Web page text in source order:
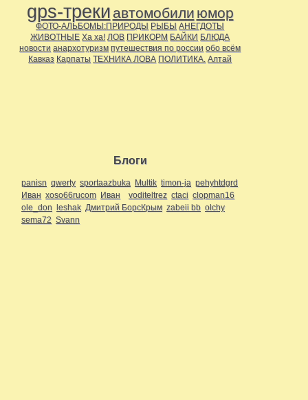
gps-треки автомобили юмор
ФОТО-АЛЬБОМЫ:ПРИРОДЫ РЫБЫ АНЕГДОТЫ
ЖИВОТНЫЕ Ха ха! ЛОВ ПРИКОРМ БАЙКИ БЛЮДА
новости анархотуризм путешествия по россии обо всём
Кавказ Карпаты ТЕХНИКА ЛОВА ПОЛИТИКА. Алтай
Блоги
panisn qwerty sportaazbuka Multik timon-ja pehyhtdgrd
Иван xoso66rucom Иван voditeltrez ctaci clopman16
ole_don leshak Дмитрий БорсКрым zabeii bb olchy
sema72 Svann